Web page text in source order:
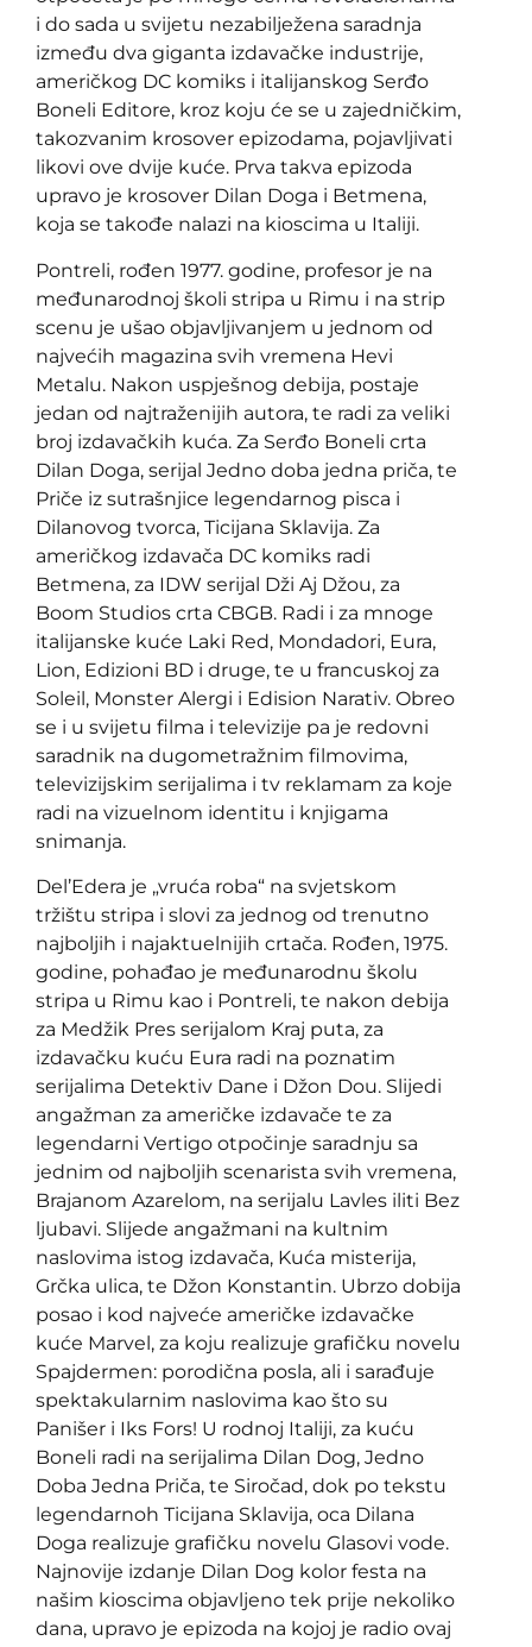
i do sada u svijetu nezabilježena saradnja
između dva giganta izdavačke industrije,
američkog DC komiks i italijanskog Serđo
Boneli Editore, kroz koju će se u zajedničkim,
takozvanim krosover epizodama, pojavljivati
likovi ove dvije kuće. Prva takva epizoda
upravo je krosover Dilan Doga i Betmena,
koja se takođe nalazi na kioscima u Italiji.
Pontreli, rođen 1977. godine, profesor je na
međunarodnoj školi stripa u Rimu i na strip
scenu je ušao objavljivanjem u jednom od
najvećih magazina svih vremena Hevi
Metalu. Nakon uspješnog debija, postaje
jedan od najtraženijih autora, te radi za veliki
broj izdavačkih kuća. Za Serđo Boneli crta
Dilan Doga, serijal Jedno doba jedna priča, te
Priče iz sutrašnjice legendarnog pisca i
Dilanovog tvorca, Ticijana Sklavija. Za
američkog izdavača DC komiks radi
Betmena, za IDW serijal Dži Aj Džou, za
Boom Studios crta CBGB. Radi i za mnoge
italijanske kuće Laki Red, Mondadori, Eura,
Lion, Edizioni BD i druge, te u francuskoj za
Soleil, Monster Alergi i Edision Narativ. Obreo
se i u svijetu filma i televizije pa je redovni
saradnik na dugometražnim filmovima,
televizijskim serijalima i tv reklamam za koje
radi na vizuelnom identitu i knjigama
snimanja.
Del’Edera je „vruća roba“ na svjetskom
tržištu stripa i slovi za jednog od trenutno
najboljih i najaktuelnijih crtača. Rođen, 1975.
godine, pohađao je međunarodnu školu
stripa u Rimu kao i Pontreli, te nakon debija
za Medžik Pres serijalom Kraj puta, za
izdavačku kuću Eura radi na poznatim
serijalima Detektiv Dane i Džon Dou. Slijedi
angažman za američke izdavače te za
legendarni Vertigo otpočinje saradnju sa
jednim od najboljih scenarista svih vremena,
Brajanom Azarelom, na serijalu Lavles iliti Bez
ljubavi. Slijede angažmani na kultnim
naslovima istog izdavača, Kuća misterija,
Grčka ulica, te Džon Konstantin. Ubrzo dobija
posao i kod najveće američke izdavačke
kuće Marvel, za koju realizuje grafičku novelu
Spajdermen: porodična posla, ali i sarađuje
spektakularnim naslovima kao što su
Panišer i Iks Fors! U rodnoj Italiji, za kuću
Boneli radi na serijalima Dilan Dog, Jedno
Doba Jedna Priča, te Siročad, dok po tekstu
legendarnoh Ticijana Sklavija, oca Dilana
Doga realizuje grafičku novelu Glasovi vode.
Najnovije izdanje Dilan Dog kolor festa na
našim kioscima objavljeno tek prije nekoliko
dana, upravo je epizoda na kojoj je radio ovaj